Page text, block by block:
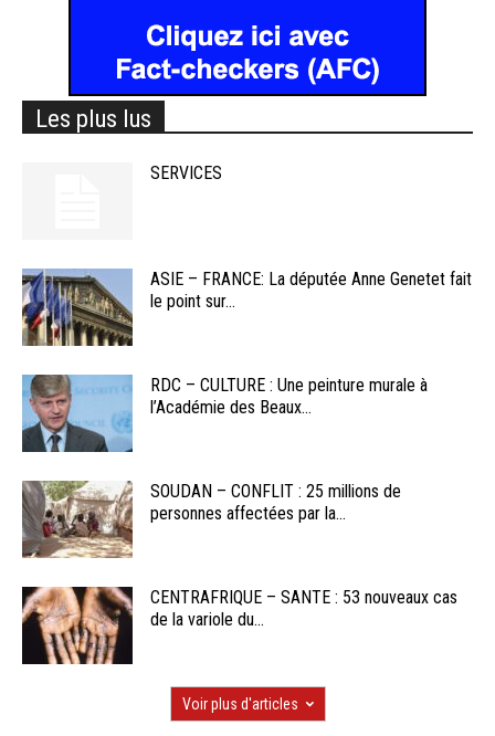
Les plus lus
SERVICES
ASIE – FRANCE: La députée Anne Genetet fait
le point sur...
RDC – CULTURE : Une peinture murale à
l’Académie des Beaux...
SOUDAN – CONFLIT : 25 millions de
personnes affectées par la...
CENTRAFRIQUE – SANTE : 53 nouveaux cas
de la variole du...
Voir plus d'articles